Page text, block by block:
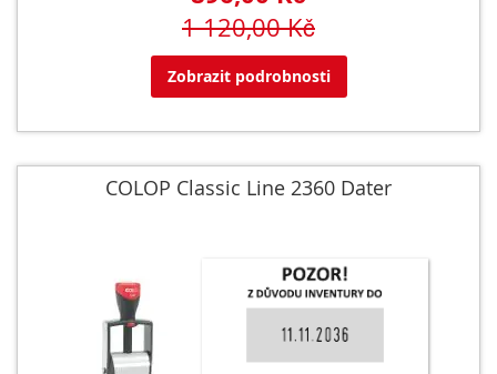
1 120,00 Kč
Zobrazit podrobnosti
COLOP Classic Line 2360 Dater